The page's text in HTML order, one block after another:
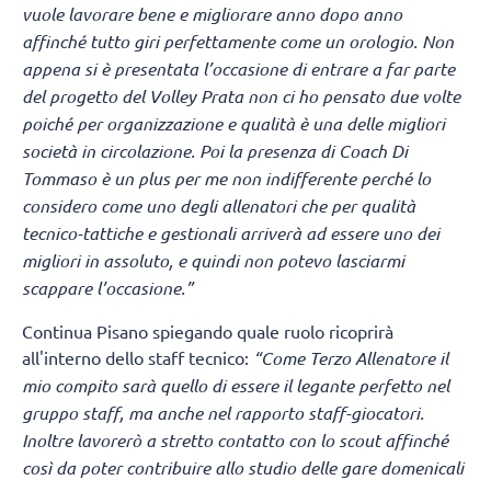
vuole lavorare bene e migliorare anno dopo anno
affinché tutto giri perfettamente come un orologio. Non
appena si è presentata l’occasione di entrare a far parte
del progetto del Volley Prata non ci ho pensato due volte
poiché per organizzazione e qualità è una delle migliori
società in circolazione. Poi la presenza di Coach Di
Tommaso è un plus per me non indifferente perché lo
considero come uno degli allenatori che per qualità
tecnico-tattiche e gestionali arriverà ad essere uno dei
migliori in assoluto, e quindi non potevo lasciarmi
scappare l’occasione.”
Continua Pisano spiegando quale ruolo ricoprirà
all'interno dello staff tecnico: “Come Terzo Allenatore il
mio compito sarà quello di essere il legante perfetto nel
gruppo staff, ma anche nel rapporto staff-giocatori.
Inoltre lavorerò a stretto contatto con lo scout affinché
così da poter contribuire allo studio delle gare domenicali